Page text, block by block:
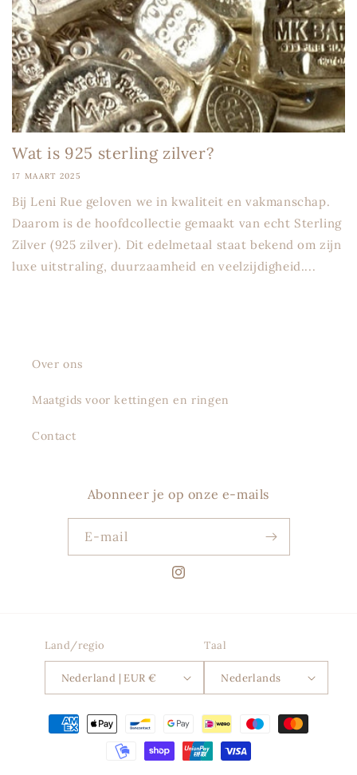
Wat is 925 sterling zilver?
17 MAART 2025
Bij Leni Rue geloven we in kwaliteit en vakmanschap.
Daarom is de hoofdcollectie gemaakt van echt Sterling
Zilver (925 zilver). Dit edelmetaal staat bekend om zijn
luxe uitstraling, duurzaamheid en veelzijdigheid....
Over ons
Maatgids voor kettingen en ringen
Contact
Abonneer je op onze e-mails
E‑mail
Instagram
Land/regio
Nederland | EUR €
Taal
Nederlands
Betaalmethoden